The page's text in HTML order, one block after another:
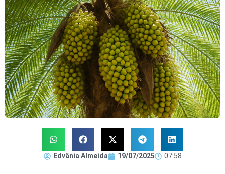
Edvânia Almeida 19/07/2025 07:58